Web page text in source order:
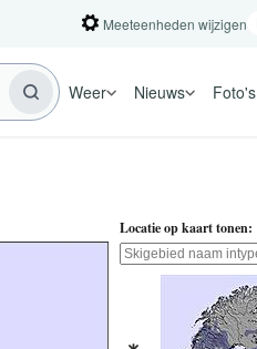
Meeteenheden wijzigen
Weer Nieuws Foto's
Locatie op kaart tonen: